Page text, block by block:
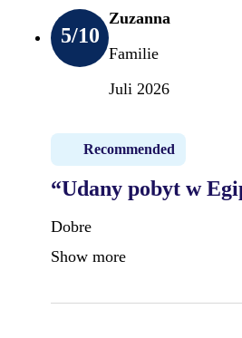
5/10
Zuzanna
Familie
Juli 2026
Recommended
“Udany pobyt w
Dobre
Show more